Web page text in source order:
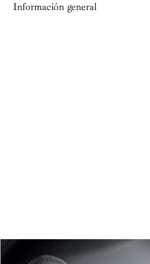
Información general